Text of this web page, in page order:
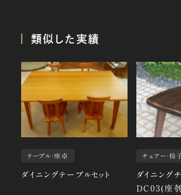
類似した実績
テーブル・座卓
ダイニングテーブルセット
チェアー・椅
ダイニング
DC03(座刳